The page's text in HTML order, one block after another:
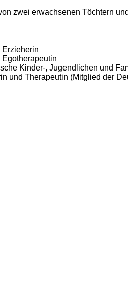
zwei erwachsenen Töchtern
Erzieherin
Kinder-, Jugendlichen und
und Therapeutin (Mitglied der